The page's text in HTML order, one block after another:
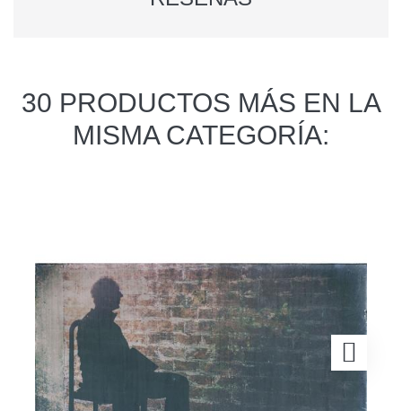
30 PRODUCTOS MÁS EN LA
MISMA CATEGORÍA: